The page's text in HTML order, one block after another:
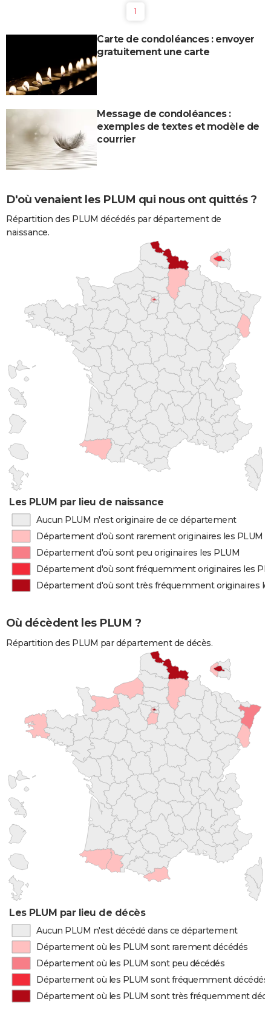
1
Carte de condoléances : envoyer
gratuitement une carte
Message de condoléances :
exemples de textes et modèle de
courrier
D'où venaient les PLUM qui nous ont quittés ?
Répartition des PLUM décédés par département de
naissance.
Les PLUM par lieu de naissance
Aucun PLUM n'est originaire de ce département
Département d'où sont rarement originaires les PLUM
Département d'où sont peu originaires les PLUM
Département d'où sont fréquemment originaires les
Département d'où sont très fréquemment originaires
Où décèdent les PLUM ?
Répartition des PLUM par département de décès.
Les PLUM par lieu de décès
Aucun PLUM n'est décédé dans ce département
Département où les PLUM sont rarement décédés
Département où les PLUM sont peu décédés
Département où les PLUM sont fréquemment décédés
Département où les PLUM sont très fréquemment